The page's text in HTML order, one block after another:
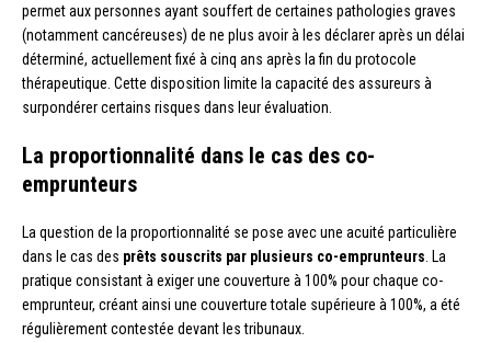
permet aux personnes ayant souffert de certaines pathologies graves
(notamment cancéreuses) de ne plus avoir à les déclarer après un délai
déterminé, actuellement fixé à cinq ans après la fin du protocole
thérapeutique. Cette disposition limite la capacité des assureurs à
surpondérer certains risques dans leur évaluation.
La proportionnalité dans le cas des co-
emprunteurs
La question de la proportionnalité se pose avec une acuité particulière
dans le cas des prêts souscrits par plusieurs co-emprunteurs . La
pratique consistant à exiger une couverture à 100% pour chaque co-
emprunteur, créant ainsi une couverture totale supérieure à 100%, a été
régulièrement contestée devant les tribunaux.